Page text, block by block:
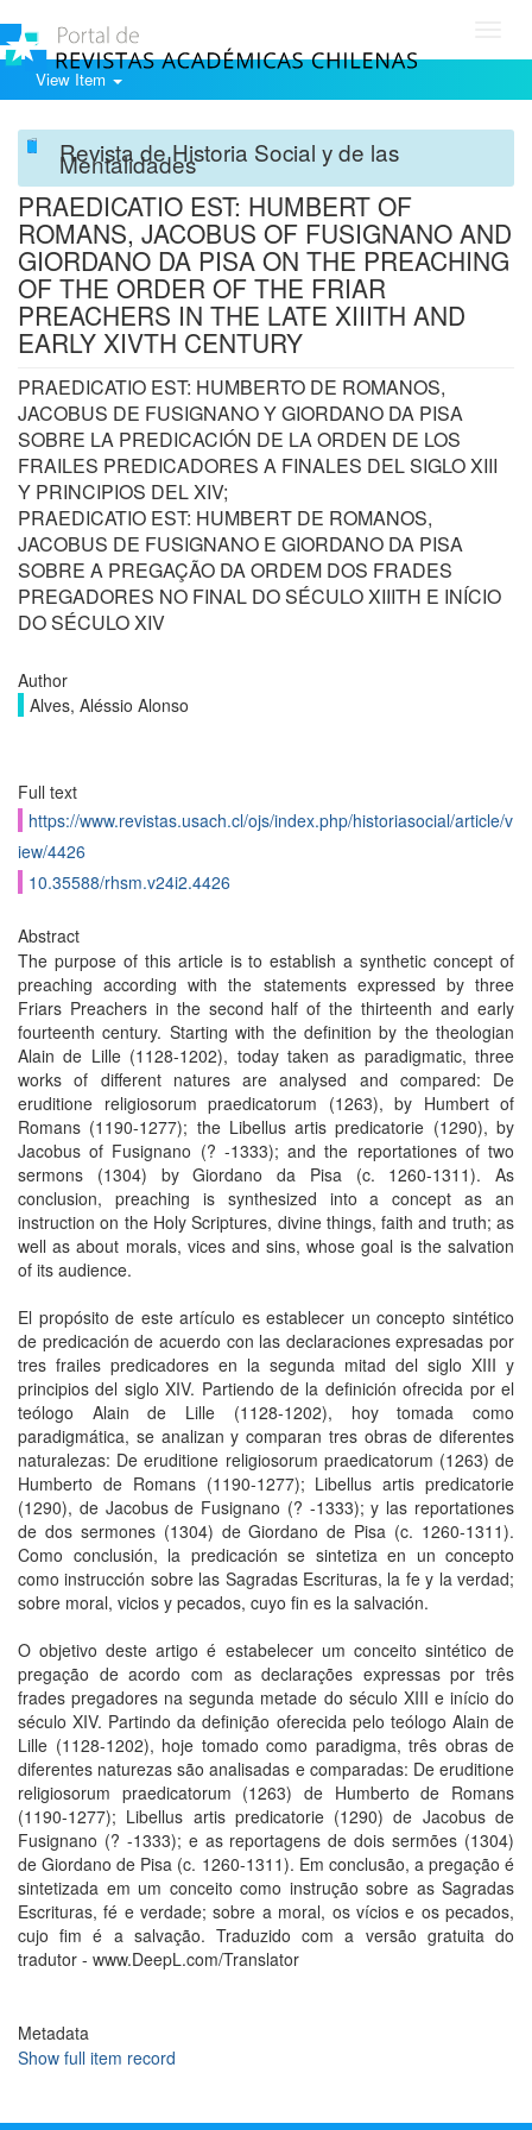
View Item
Revista de Historia Social y de las
Mentalidades
PRAEDICATIO EST: HUMBERT OF
ROMANS, JACOBUS OF FUSIGNANO AND
GIORDANO DA PISA ON THE PREACHING
OF THE ORDER OF THE FRIAR
PREACHERS IN THE LATE XIIITH AND
EARLY XIVTH CENTURY
PRAEDICATIO EST: HUMBERTO DE ROMANOS,
JACOBUS DE FUSIGNANO Y GIORDANO DA PISA
SOBRE LA PREDICACIÓN DE LA ORDEN DE LOS
FRAILES PREDICADORES A FINALES DEL SIGLO XIII
Y PRINCIPIOS DEL XIV;
PRAEDICATIO EST: HUMBERT DE ROMANOS,
JACOBUS DE FUSIGNANO E GIORDANO DA PISA
SOBRE A PREGAÇÃO DA ORDEM DOS FRADES
PREGADORES NO FINAL DO SÉCULO XIIITH E INÍCIO
DO SÉCULO XIV
Author
Alves, Aléssio Alonso
Full text
https://www.revistas.usach.cl/ojs/index.php/historiasocial/article/v
iew/4426
10.35588/rhsm.v24i2.4426
Abstract
The purpose of this article is to establish a synthetic concept of
preaching according with the statements expressed by three
Friars Preachers in the second half of the thirteenth and early
fourteenth century. Starting with the definition by the theologian
Alain de Lille (1128-1202), today taken as paradigmatic, three
works of different natures are analysed and compared: De
eruditione religiosorum praedicatorum (1263), by Humbert of
Romans (1190-1277); the Libellus artis predicatorie (1290), by
Jacobus of Fusignano (? -1333); and the reportationes of two
sermons (1304) by Giordano da Pisa (c. 1260-1311). As
conclusion, preaching is synthesized into a concept as an
instruction on the Holy Scriptures, divine things, faith and truth; as
well as about morals, vices and sins, whose goal is the salvation
of its audience.
El propósito de este artículo es establecer un concepto sintético
de predicación de acuerdo con las declaraciones expresadas por
tres frailes predicadores en la segunda mitad del siglo XIII y
principios del siglo XIV. Partiendo de la definición ofrecida por el
teólogo Alain de Lille (1128-1202), hoy tomada como
paradigmática, se analizan y comparan tres obras de diferentes
naturalezas: De eruditione religiosorum praedicatorum (1263) de
Humberto de Romans (1190-1277); Libellus artis predicatorie
(1290), de Jacobus de Fusignano (? -1333); y las reportationes
de dos sermones (1304) de Giordano de Pisa (c. 1260-1311).
Como conclusión, la predicación se sintetiza en un concepto
como instrucción sobre las Sagradas Escrituras, la fe y la verdad;
sobre moral, vicios y pecados, cuyo fin es la salvación.
O objetivo deste artigo é estabelecer um conceito sintético de
pregação de acordo com as declarações expressas por três
frades pregadores na segunda metade do século XIII e início do
século XIV. Partindo da definição oferecida pelo teólogo Alain de
Lille (1128-1202), hoje tomado como paradigma, três obras de
diferentes naturezas são analisadas e comparadas: De eruditione
religiosorum praedicatorum (1263) de Humberto de Romans
(1190-1277); Libellus artis predicatorie (1290) de Jacobus de
Fusignano (? -1333); e as reportagens de dois sermões (1304)
de Giordano de Pisa (c. 1260-1311). Em conclusão, a pregação é
sintetizada em um conceito como instrução sobre as Sagradas
Escrituras, fé e verdade; sobre a moral, os vícios e os pecados,
cujo fim é a salvação. Traduzido com a versão gratuita do
tradutor - www.DeepL.com/Translator
Metadata
Show full item record